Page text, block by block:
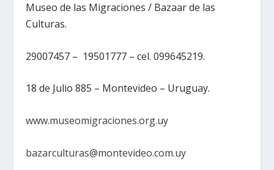
Museo de las Migraciones / Bazaar de las
Culturas.
29007457 – 19501777 – cel. 099645219.
18 de Julio 885 – Montevideo – Uruguay.
www.museomigraciones.org.uy
bazarculturas@montevideo.com.uy